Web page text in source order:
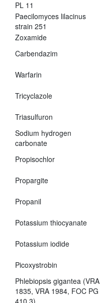
PL 11
Paecilomyces lilacinus
strain 251
Zoxamide
Carbendazim
Warfarin
Tricyclazole
Triasulfuron
Sodium hydrogen
carbonate
Propisochlor
Propargite
Propanil
Potassium thiocyanate
Potassium iodide
Picoxystrobin
Phlebiopsis gigantea (VRA
1835, VRA 1984, FOC PG